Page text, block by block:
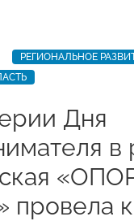
РЕГИОНАЛЬНОЕ
Дня
в